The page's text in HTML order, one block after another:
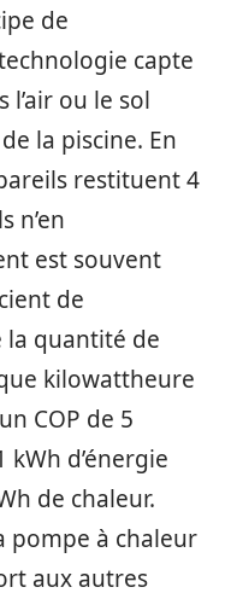
de
capte
l’air ou le sol
la piscine. En
restituent 4
n’en
est souvent
de
la quantité de
kilowattheure
COP de 5
d’énergie
de chaleur.
pompe à chaleur
aux autres